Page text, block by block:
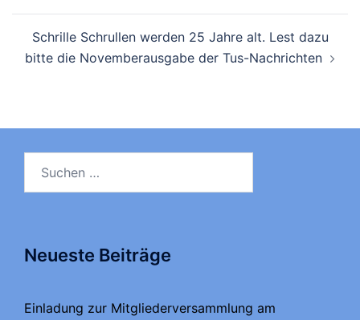
Schrille Schrullen werden 25 Jahre alt. Lest dazu
bitte die Novemberausgabe der Tus-Nachrichten
Neueste Beiträge
Einladung zur Mitgliederversammlung am